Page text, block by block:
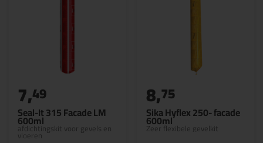
Seal-It 315 Facade LM
600ml
afdichtingskit voor gevels en
vloeren
7,49
Sika Hyflex 250- facade
600ml
Zeer flexibele gevelkit
8,75